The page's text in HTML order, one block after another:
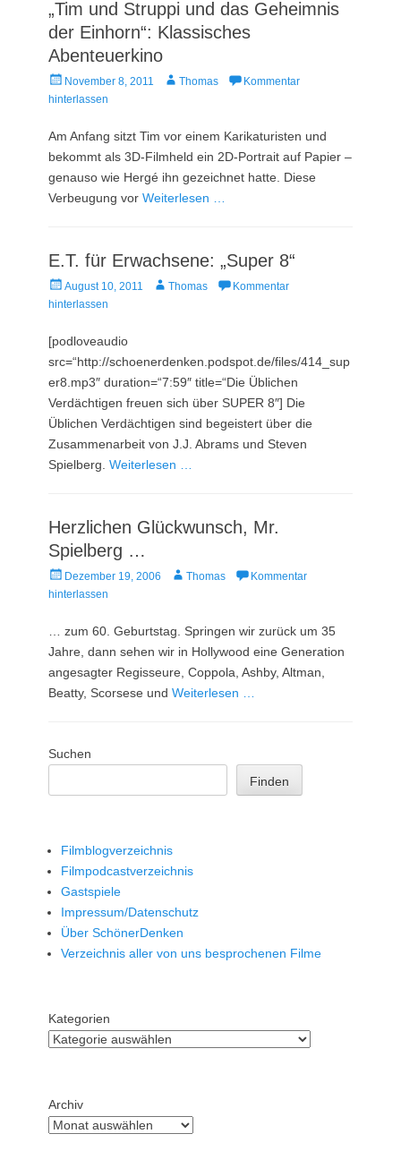
„Tim und Struppi und das Geheimnis
der Einhorn“: Klassisches
Abenteuerkino
Veröffentlicht
am
November 8, 2011 AutorThomas
Kommentar
hinterlassen
Am Anfang sitzt Tim vor einem Karikaturisten und
bekommt als 3D-Filmheld ein 2D-Portrait auf Papier –
genauso wie Hergé ihn gezeichnet hatte. Diese
Verbeugung vor Weiterlesen …
E.T. für Erwachsene: „Super 8“
Veröffentlicht
am
August 10, 2011 AutorThomas
Kommentar
hinterlassen
[podloveaudio
src=“http://schoenerdenken.podspot.de/files/414_sup
er8.mp3″ duration=“7:59″ title=“Die Üblichen
Verdächtigen freuen sich über SUPER 8″] Die
Üblichen Verdächtigen sind begeistert über die
Zusammenarbeit von J.J. Abrams und Steven
Spielberg. Weiterlesen …
Herzlichen Glückwunsch, Mr.
Spielberg …
Veröffentlicht
am
Dezember 19, 2006 AutorThomas
Kommentar
hinterlassen
… zum 60. Geburtstag. Springen wir zurück um 35
Jahre, dann sehen wir in Hollywood eine Generation
angesagter Regisseure, Coppola, Ashby, Altman,
Beatty, Scorsese und Weiterlesen …
Suchen
Finden
Filmblogverzeichnis
Filmpodcastverzeichnis
Gastspiele
Impressum/Datenschutz
Über SchönerDenken
Verzeichnis aller von uns besprochenen Filme
Kategorien
Archiv